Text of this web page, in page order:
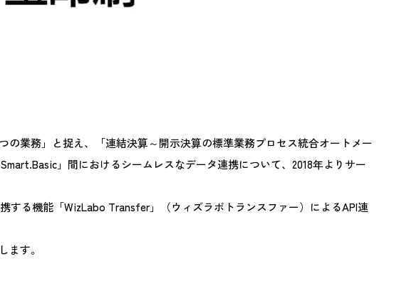
業務」と捉え、「連結決算～開示決算の標準業務プロセス統合オートメー
」間におけるシームレスなデータ連携について、2018年よりサー
する機能「WizLabo Transfer」（ウィズラボトランスファー）によるAPI連
す。